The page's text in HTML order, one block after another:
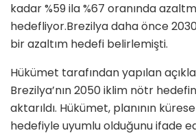
kadar %59 ila %67 oranında
hedefliyor.Brezilya daha önce
bir azaltım hedefi belirlemişti.
Hükümet tarafından yapılan
Brezilya’nın 2050 iklim nötr
aktarıldı. Hükümet, planının
hedefiyle uyumlu olduğunu ifade